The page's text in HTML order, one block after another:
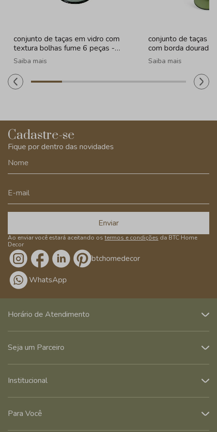
conjunto de taças em vidro com
textura bolhas fume 6 peças -
260ml
Saiba mais
conjunto de taças
com borda
Saiba mais
Cadastre-se
Fique por dentro das novidades
Enviar
Ao enviar você estará aceitando os termos e condições da BTC Home
Decor
/btchomedecor
WhatsApp
Horário de Atendimento
Seja um Parceiro
Institucional
Para Você